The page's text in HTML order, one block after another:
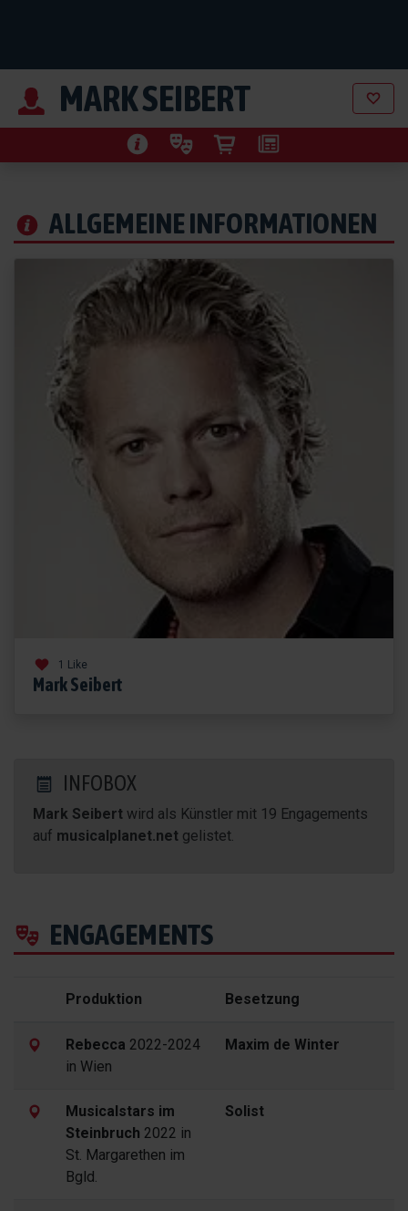
MARK SEIBERT
ALLGEMEINE INFORMATIONEN
INFOBOX
Mark Seibert wird als Künstler mit 19 Engagements
auf musicalplanet.net gelistet.
ENGAGEMENTS
Produktion Besetzung
Rebecca 2022-2024
in Wien
Maxim de Winter
Musicalstars im
Steinbruch 2022 in
St. Margarethen im
Bgld.
Solist
1 Like
Mark Seibert